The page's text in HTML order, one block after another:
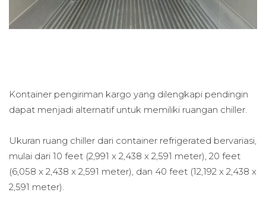
Kontainer pengiriman kargo yang dilengkapi pendingin
dapat menjadi alternatif untuk memiliki ruangan chiller.
Ukuran ruang chiller dari container refrigerated bervariasi,
mulai dari 10 feet (2,991 x 2,438 x 2,591 meter), 20 feet
(6,058 x 2,438 x 2,591 meter), dan 40 feet (12,192 x 2,438 x
2,591 meter).